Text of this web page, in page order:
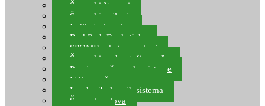
Šaranski štapovi
Šaranski najloni
Indikatori ugriza
Rod Pod, Banksticks
SPOMB rakete, markeri
Šaranski podmetači, mreže
Pernice za šaranske sisteme
Udice za šarana, amura
Izrada ribolovnih sistema
Šaranska olova